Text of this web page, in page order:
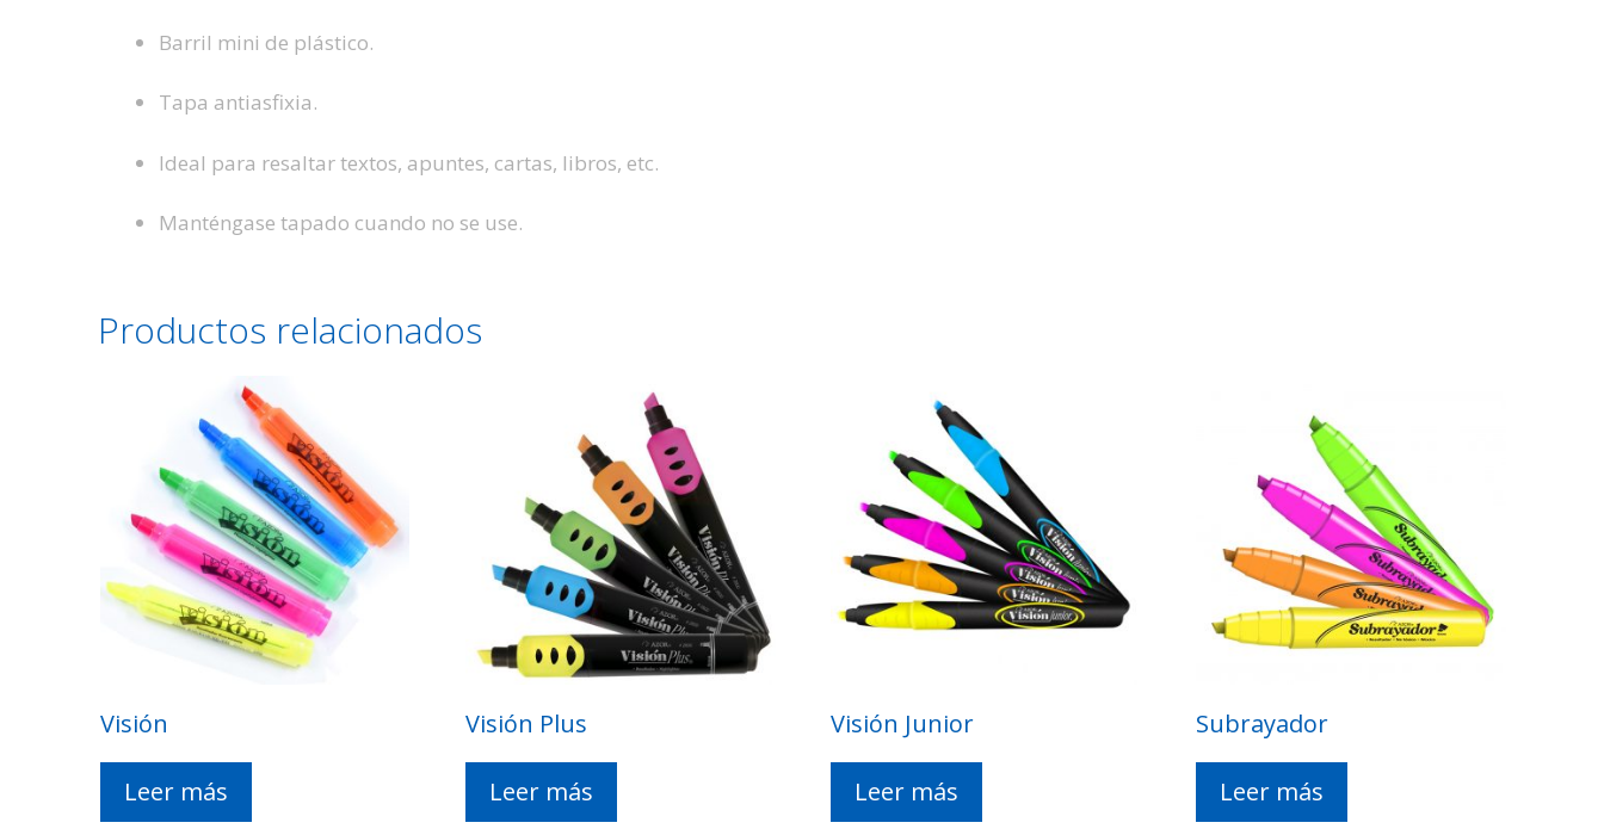
Barril mini de plástico.
Tapa antiasfixia.
Ideal para resaltar textos, apuntes, cartas, libros, etc.
Manténgase tapado cuando no se use.
Productos relacionados
Visión
Leer más
Visión Plus
Leer más
Visión Junior
Leer más
Subrayador
Leer más